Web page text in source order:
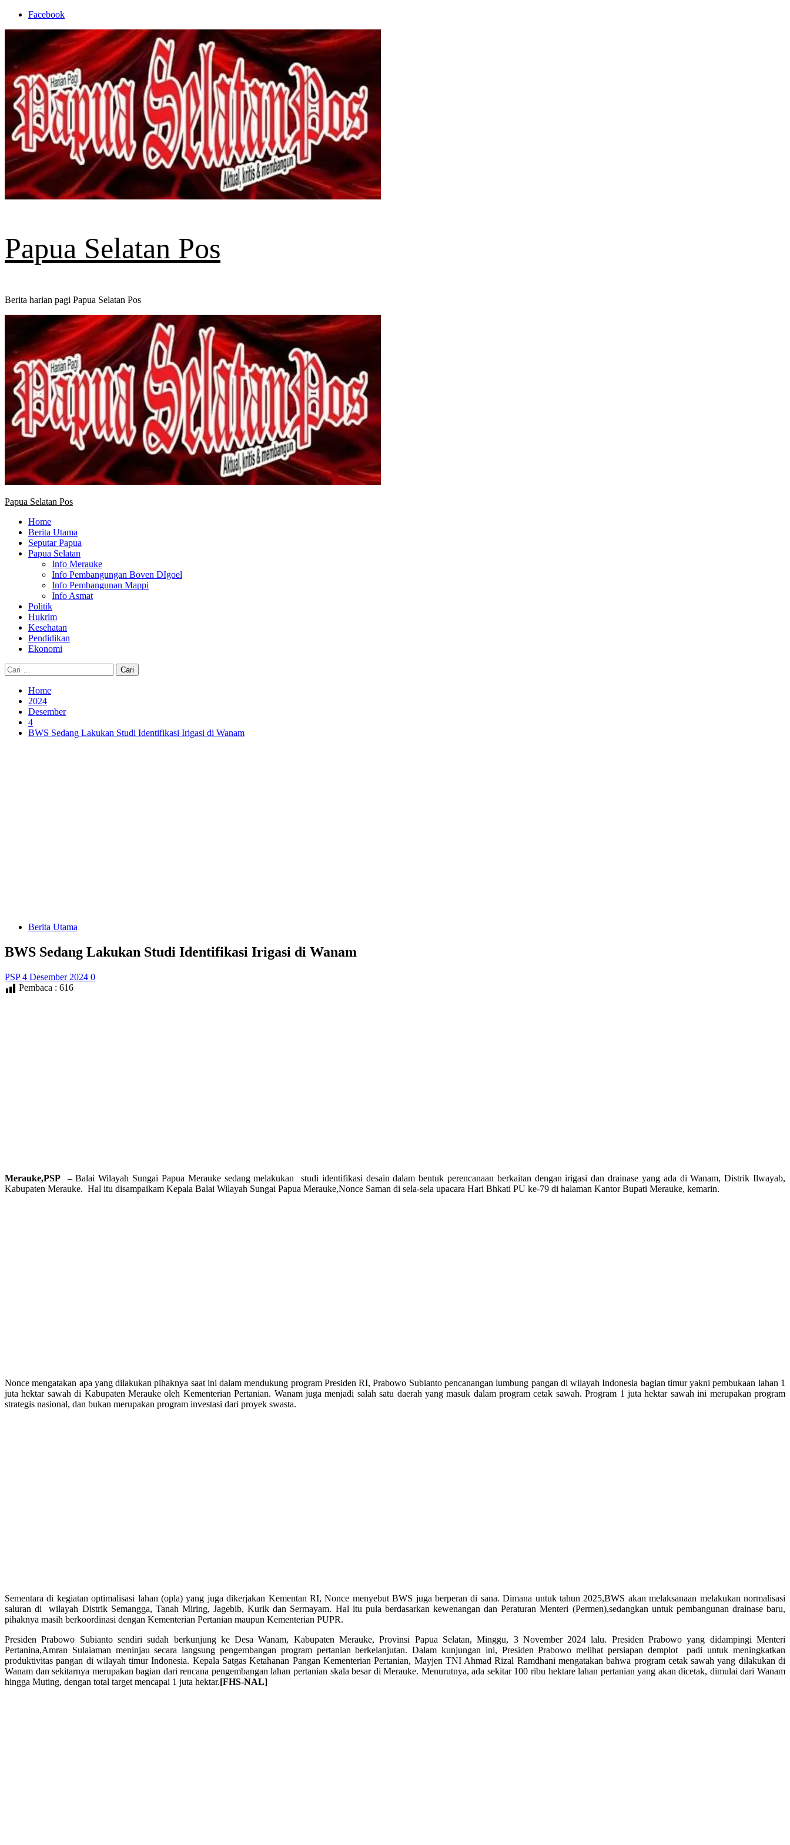
Skip
content
Facebook
Papua Selatan Pos
Berita harian pagi Papua Selatan Pos
Primary
Papua Selatan Pos
Home
Berita Utama
Seputar Papua
Papua Selatan
Info Merauke
Info Pembangungan Boven DIgoel
Info Pembangunan Mappi
Info Asmat
Politik
Hukrim
Kesehatan
Pendidikan
Ekonomi
Cari
untuk:
Home
2024
Desember
4
BWS Sedang Lakukan Studi Identifikasi Irigasi di Wanam
Berita Utama
BWS Sedang Lakukan Studi Identifikasi Irigasi di Wanam
PSP4 Desember 2024 0
Pembaca : 616
Merauke,PSP –Balai Wilayah Sungai Papua Merauke sedang melakukan studi identifikasi desain dalam bentuk perencanaan berkaitan dengan irigasi dan drainase yang ada di Wanam, Distrik Ilwayab,
Kabupaten Merauke. Hal itu disampaikam Kepala Balai Wilayah Sungai Papua Merauke,Nonce Saman di sela-sela upacara Hari Bhkati PU ke-79 di halaman Kantor Bupati Merauke, kemarin.
Nonce mengatakan apa yang dilakukan pihaknya saat ini dalam mendukung program Presiden RI, Prabowo Subianto pencanangan lumbung pangan di wilayah Indonesia bagian timur yakni pembukaan lahan 1
juta hektar sawah di Kabupaten Merauke oleh Kementerian Pertanian. Wanam juga menjadi salah satu daerah yang masuk dalam program cetak sawah. Program 1 juta hektar sawah ini merupakan program
strategis nasional, dan bukan merupakan program investasi dari proyek swasta.
Sementara di kegiatan optimalisasi lahan (opla) yang juga dikerjakan Kementan RI, Nonce menyebut BWS juga berperan di sana. Dimana untuk tahun 2025,BWS akan melaksanaan melakukan normalisasi
saluran di wilayah Distrik Semangga, Tanah Miring, Jagebib, Kurik dan Sermayam. Hal itu pula berdasarkan kewenangan dan Peraturan Menteri (Permen),sedangkan untuk pembangunan drainase baru,
pihaknya masih berkoordinasi dengan Kementerian Pertanian maupun Kementerian PUPR.
Presiden Prabowo Subianto sendiri sudah berkunjung ke Desa Wanam, Kabupaten Merauke, Provinsi Papua Selatan, Minggu, 3 November 2024 lalu. Presiden Prabowo yang didampingi Menteri
Pertanina,Amran Sulaiaman meninjau secara langsung pengembangan program pertanian berkelanjutan. Dalam kunjungan ini, Presiden Prabowo melihat persiapan demplot padi untuk meningkatkan
produktivitas pangan di wilayah timur Indonesia. Kepala Satgas Ketahanan Pangan Kementerian Pertanian, Mayjen TNI Ahmad Rizal Ramdhani mengatakan bahwa program cetak sawah yang dilakukan di
Wanam dan sekitarnya merupakan bagian dari rencana pengembangan lahan pertanian skala besar di Merauke. Menurutnya, ada sekitar 100 ribu hektare lahan pertanian yang akan dicetak, dimulai dari Wanam
hingga Muting, dengan total target mencapai 1 juta hektar.[FHS-NAL]